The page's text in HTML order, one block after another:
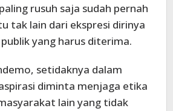
rusuh saja sudah pernah
tak lain dari ekspresi dirinya
yang harus diterima.
setidaknya dalam
diminta menjaga etika
lain yang tidak